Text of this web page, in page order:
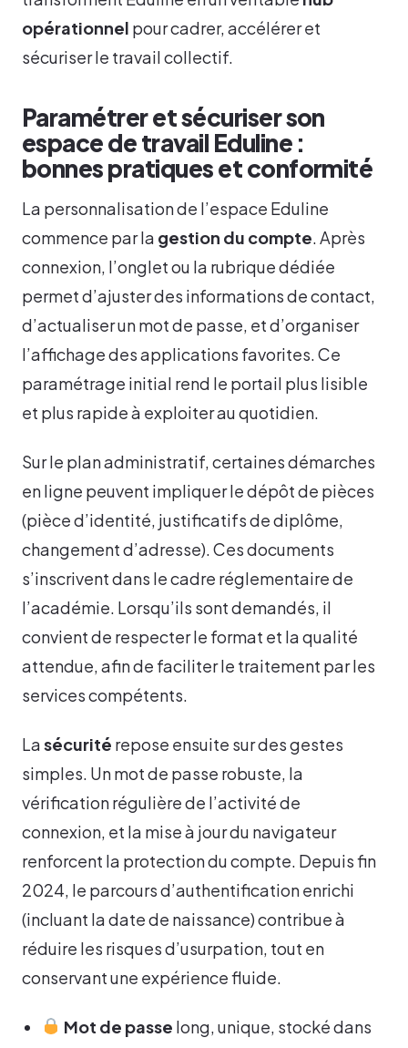
opérationnel pour cadrer, accélérer et
sécuriser le travail collectif.
Paramétrer et sécuriser son
espace de travail Eduline :
bonnes pratiques et conformité
La personnalisation de l’espace Eduline
commence par la gestion du compte . Après
connexion, l’onglet ou la rubrique dédiée
permet d’ajuster des informations de contact,
d’actualiser un mot de passe, et d’organiser
l’affichage des applications favorites. Ce
paramétrage initial rend le portail plus lisible
et plus rapide à exploiter au quotidien.
Sur le plan administratif, certaines démarches
en ligne peuvent impliquer le dépôt de pièces
(pièce d’identité, justificatifs de diplôme,
changement d’adresse). Ces documents
s’inscrivent dans le cadre réglementaire de
l’académie. Lorsqu’ils sont demandés, il
convient de respecter le format et la qualité
attendue, afin de faciliter le traitement par les
services compétents.
Lasécurité repose ensuite sur des gestes
simples. Un mot de passe robuste, la
vérification régulière de l’activité de
connexion, et la mise à jour du navigateur
renforcent la protection du compte. Depuis fin
2024, le parcours d’authentification enrichi
(incluant la date de naissance) contribue à
réduire les risques d’usurpation, tout en
conservant une expérience fluide.
Mot de passe long, unique, stocké dans